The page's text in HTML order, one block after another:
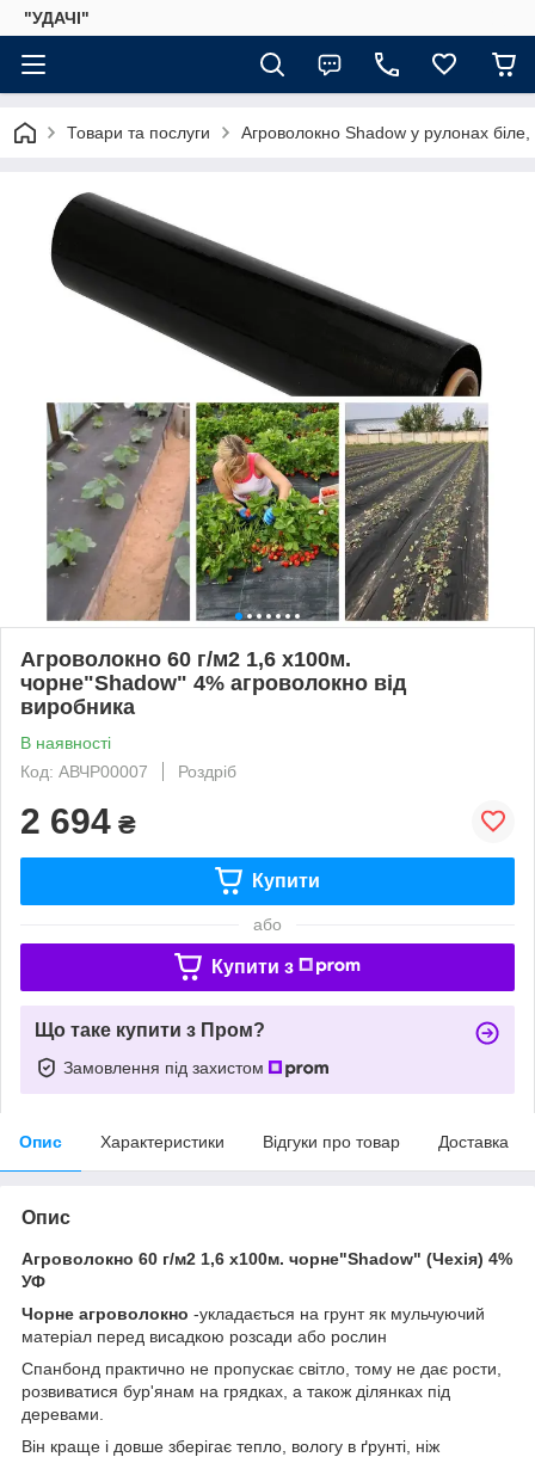
"УДАЧІ"
Товари та послуги Агроволокно Shadow у рулонах
Агроволокно 60 г/м2 1,6 х100м.
чорне"Shadow" 4% агроволокно від
виробника
В наявності
Код: АВЧР00007
Роздріб
2 694 ₴
Купити
або
Купити з
Що таке купити з Пром?
Замовлення під захистом
Опис Характеристики Відгуки про товар Доставка
Опис
Агроволокно 60 г/м2 1,6 х100м. чорне"Shadow" (Чехія) 4%
УФ
Чорне агроволокно -укладається на грунт як мульчуючий
матеріал перед висадкою розсади або рослин
Спанбонд практично не пропускає світло, тому не дає рости,
розвиватися бур'янам на грядках, а також ділянках під
деревами.
Він краще і довше зберігає тепло, вологу в ґрунті, ніж